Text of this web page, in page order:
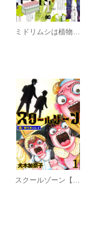
ミドリムシは植物ですか? 虫ですか?
スクールゾーン【極!単行本シリーズ】